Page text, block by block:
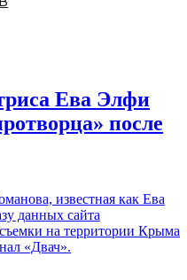
Ева Элфи
после
известная как Ева
данных сайта
на территории Крыма
«Двач».